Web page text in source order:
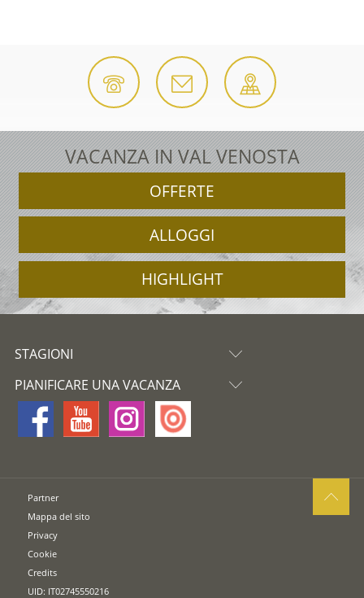
VACANZA IN VAL VENOSTA
OFFERTE
ALLOGGI
HIGHLIGHT
STAGIONI
PIANIFICARE UNA VACANZA
Partner
Mappa del sito
Privacy
Cookie
Credits
UID: IT02745550216